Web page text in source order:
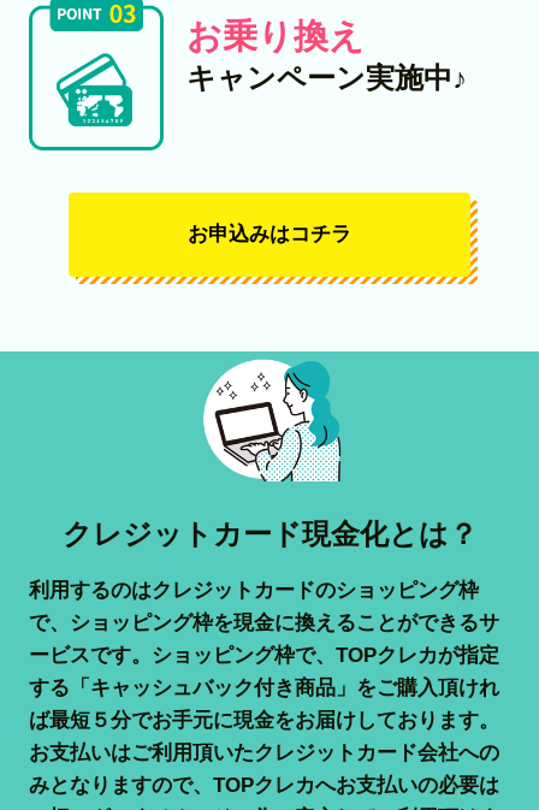
お乗り換え
キャンペーン実施中♪
お申込みはコチラ
クレジットカード現金化とは？
利用するのはクレジットカードのショッピング枠
で、ショッピング枠を現金に換えることができるサ
ービスです。ショッピング枠で、TOPクレカが指定
する「キャッシュバック付き商品」をご購入頂けれ
ば最短５分でお手元に現金をお届けしております。
お支払いはご利用頂いたクレジットカード会社への
みとなりますので、TOPクレカへお支払いの必要は